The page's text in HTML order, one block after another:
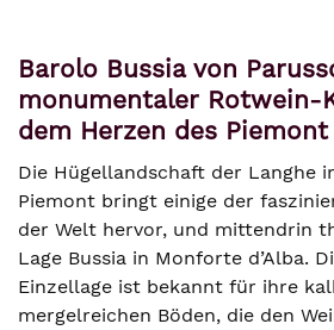
Barolo Bussia von
monumentaler Rotwein-
dem Herzen des Piemont
Die Hügellandschaft der Langhe
Piemont bringt einige der
der Welt hervor, und mittendrin
Lage Bussia in Monforte d’Alba.
Einzellage ist bekannt für ihre
mergelreichen Böden, die den